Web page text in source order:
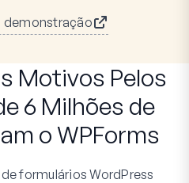
demonstração
Motivos Pelos
6 Milhões de
o WPForms
formulários WordPress